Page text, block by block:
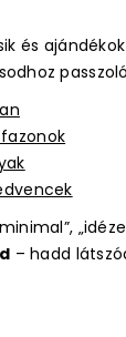
és
– hadd